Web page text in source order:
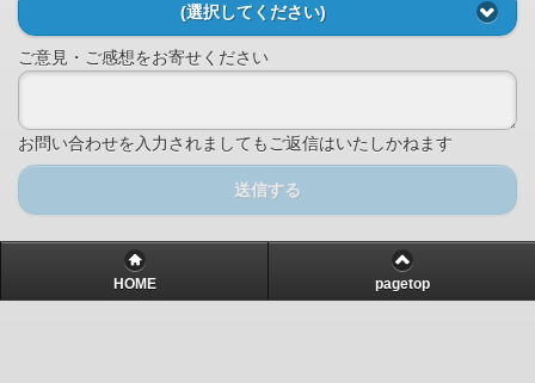
(選択してください)
ご意見・ご感想をお寄せください
お問い合わせを入力されましてもご返信はいたしかねます
送信する
HOME pagetop